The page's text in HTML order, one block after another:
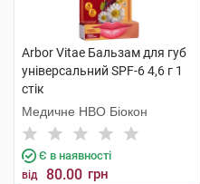
Arbor Vitae Бальзам для губ
універсальний SPF-6 4,6 г 1
стік
Медичне НВО Біокон
Є в наявності
від 80.00 грн